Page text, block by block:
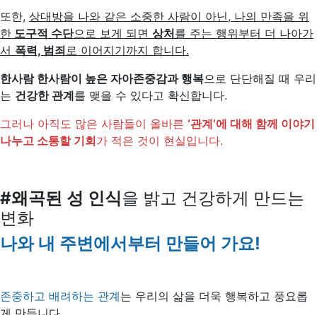
또한, 상대방을 나와 같은 소중한 사람이 아닌, 나의 만족을 위
한 도구적 수단으로 보게 되면 상처를 주는 행위부터 더 나아가
서 폭력, 범죄로 이어지기까지 합니다.
한사람 한사람이 높은 자아존중감과 행복으로 단단해질 때 우리
는 건강한 관계를 맺을 수 있다고 확신합니다.
그러나 아직도 많은 사람들이 올바른 ‘관계’에 대해 함께 이야기
나누고 소통할 기회가 적은 것이 현실입니다.
#왜곡된 성 인식을 밝고 건강하게 만드는
변화
나와 내 주변에서부터 만들어 가요!
존중하고 배려하는 관계는 우리의 삶을 더욱 행복하고 풍요롭